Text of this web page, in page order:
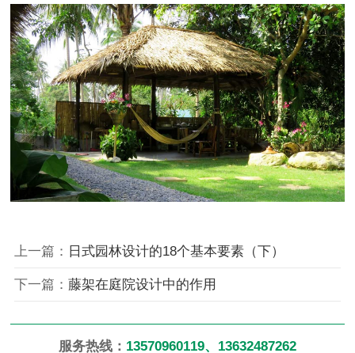
上一篇： 日式园林设计的18个基本要素（下）
下一篇： 藤架在庭院设计中的作用
服务热线： 13570960119、13632487262